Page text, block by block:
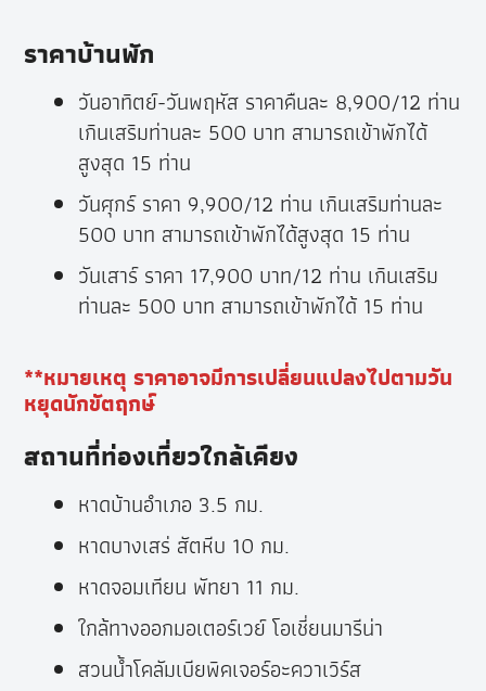
ราคาบ้านพัก
วันอาทิตย์-วันพฤหัส ราคาคืนละ 8,900/12 ท่าน
เกินเสริมท่านละ 500 บาท สามารถเข้าพักได้
สูงสุด 15 ท่าน
วันศุกร์ ราคา 9,900/12 ท่าน เกินเสริมท่านละ
500 บาท สามารถเข้าพักได้สูงสุด 15 ท่าน
วันเสาร์ ราคา 17,900 บาท/12 ท่าน เกินเสริม
ท่านละ 500 บาท สามารถเข้าพักได้ 15 ท่าน
**หมายเหตุ ราคาอาจมีการเปลี่ยนแปลงไปตามวัน
หยุดนักขัตฤกษ์
สถานที่ท่องเที่ยวใกล้เคียง
หาดบ้านอำเภอ 3.5 กม.
หาดบางเสร่ สัตหีบ 10 กม.
หาดจอมเทียน พัทยา 11 กม.
ใกล้ทางออกมอเตอร์เวย์ โอเชี่ยนมารีน่า
สวนน้ำโคลัมเบียพิคเจอร์อะควาเวิร์ส